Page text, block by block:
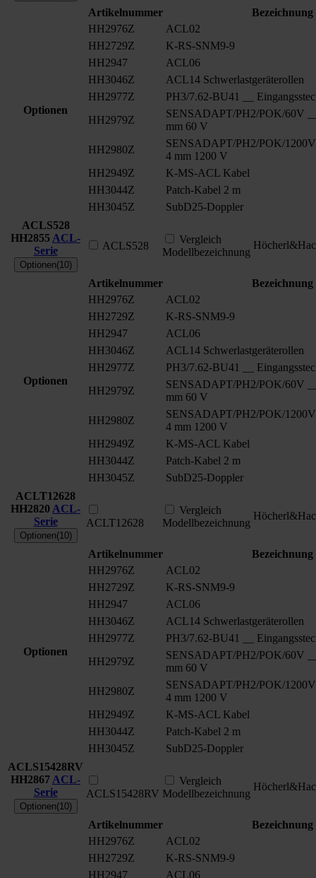
Optionen
Artikelnummer
Bezeichnung
HH2976Z
ACL02
HH2729Z
K-RS-SNM9-9
HH2947
ACL06
HH3046Z
ACL14 Schwerlastgeräterollen
HH2977Z
PH3/7.62-BU41 __
HH2979Z
SENSADAPT/PH2/POK/60V
mm 60 V
HH2980Z
SENSADAPT/PH2/POK/1200V
4 mm 1200 V
HH2949Z
K-MS-ACL Kabel
HH3044Z
Patch-Kabel 2 m
HH3045Z
SubD25-Doppler
ACLS528
HH2855 ACL-
Serie
Optionen(10)
ACLS528
Vergleich
Modellbezeichnung
Optionen
Artikelnummer
Bezeichnung
HH2976Z
ACL02
HH2729Z
K-RS-SNM9-9
HH2947
ACL06
HH3046Z
ACL14 Schwerlastgeräterollen
HH2977Z
PH3/7.62-BU41 __
HH2979Z
SENSADAPT/PH2/POK/60V
mm 60 V
HH2980Z
SENSADAPT/PH2/POK/1200V
4 mm 1200 V
HH2949Z
K-MS-ACL Kabel
HH3044Z
Patch-Kabel 2 m
HH3045Z
SubD25-Doppler
ACLT12628
HH2820 ACL-
Serie
Optionen(10)
ACLT12628
Vergleich
Modellbezeichnung
Optionen
Artikelnummer
Bezeichnung
HH2976Z
ACL02
HH2729Z
K-RS-SNM9-9
HH2947
ACL06
HH3046Z
ACL14 Schwerlastgeräterollen
HH2977Z
PH3/7.62-BU41 __
HH2979Z
SENSADAPT/PH2/POK/60V
mm 60 V
HH2980Z
SENSADAPT/PH2/POK/1200V
4 mm 1200 V
HH2949Z
K-MS-ACL Kabel
HH3044Z
Patch-Kabel 2 m
HH3045Z
SubD25-Doppler
ACLS15428RV
HH2867 ACL-
Serie
Optionen(10)
ACLS15428RV
Vergleich
Modellbezeichnung
Artikelnummer
Bezeichnung
HH2976Z
ACL02
HH2729Z
K-RS-SNM9-9
HH2947
ACL06